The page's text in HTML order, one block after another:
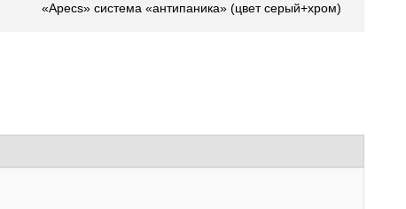
«Apecs» система «антипаника» (цвет серый+хром)